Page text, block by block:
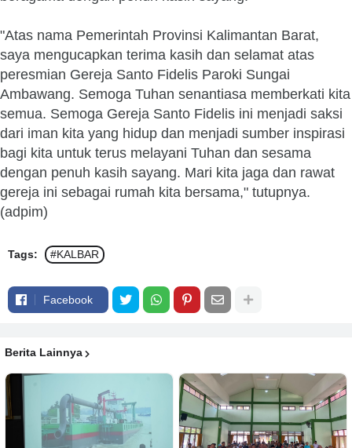
"Atas nama Pemerintah Provinsi Kalimantan Barat,
saya mengucapkan terima kasih dan selamat atas
peresmian Gereja Santo Fidelis Paroki Sungai
Ambawang. Semoga Tuhan senantiasa memberkati kita
semua. Semoga Gereja Santo Fidelis ini menjadi saksi
dari iman kita yang hidup dan menjadi sumber inspirasi
bagi kita untuk terus melayani Tuhan dan sesama
dengan penuh kasih sayang. Mari kita jaga dan rawat
gereja ini sebagai rumah kita bersama," tutupnya.
(adpim)
Tags: #KALBAR
Facebook
Berita Lainnya